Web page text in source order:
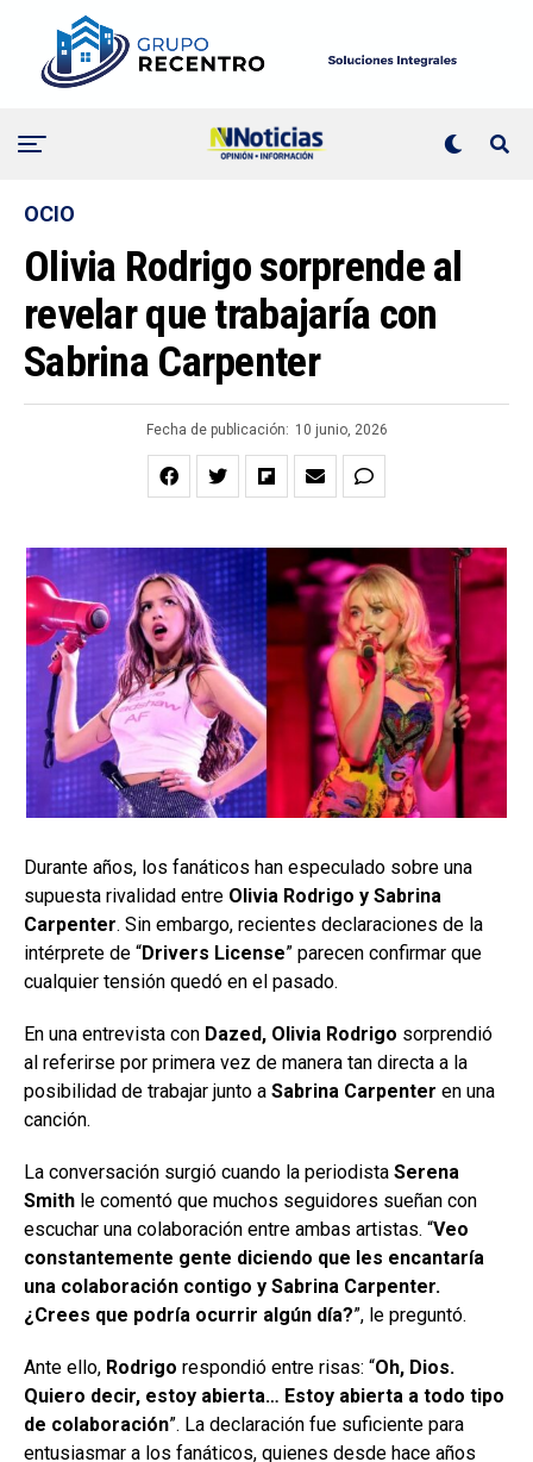
OCIO
Olivia Rodrigo sorprende al
revelar que trabajaría con
Sabrina Carpenter
Fecha de publicación: 10 junio, 2026
Durante años, los fanáticos han especulado sobre una
supuesta rivalidad entre Olivia Rodrigo y Sabrina
Carpenter. Sin embargo, recientes declaraciones de la
intérprete de “Drivers License” parecen confirmar que
cualquier tensión quedó en el pasado.
En una entrevista con Dazed, Olivia Rodrigo sorprendió
al referirse por primera vez de manera tan directa a la
posibilidad de trabajar junto a Sabrina Carpenter en una
canción.
La conversación surgió cuando la periodista Serena
Smith le comentó que muchos seguidores sueñan con
escuchar una colaboración entre ambas artistas. “Veo
constantemente gente diciendo que les encantaría
una colaboración contigo y Sabrina Carpenter.
¿Crees que podría ocurrir algún día?”, le preguntó.
Ante ello, Rodrigo respondió entre risas: “Oh, Dios.
Quiero decir, estoy abierta… Estoy abierta a todo tipo
de colaboración”. La declaración fue suficiente para
entusiasmar a los fanáticos, quienes desde hace años